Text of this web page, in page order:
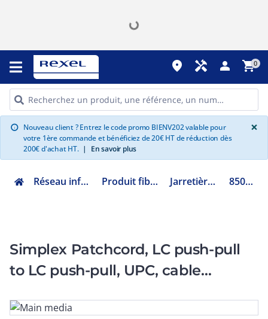
place handyman person shopping_cart0
info Nouveau client ? Entrez le code promo BIENV202 valable pour
votre 1ère commande et bénéficiez de 20€ HT de réduction dès
200€ d'achat HT. | En savoir plus
×
Réseau informatique Produit fibre optique Jarretière optique 85030940
Simplex Patchcord, LC push-pull
to LC push-pull, UPC, cable